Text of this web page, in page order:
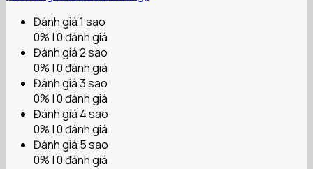
Đánh giá 1 sao
0% | 0 đánh giá
Đánh giá 2 sao
0% | 0 đánh giá
Đánh giá 3 sao
0% | 0 đánh giá
Đánh giá 4 sao
0% | 0 đánh giá
Đánh giá 5 sao
0% | 0 đánh giá